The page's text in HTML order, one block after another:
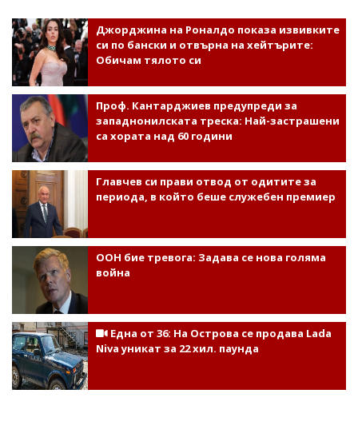
Джорджина на Роналдо показа извивките
си по бански и отвърна на хейтърите:
Обичам тялото си
Проф. Кантарджиев предупреди за
западнонилската треска: Най-застрашени
са хората над 60 години
Главчев си прави отвод от одитите за
периода, в който беше служебен премиер
ООН бие тревога: Задава се нова голяма
война
Една от 36: На Острова се продава Lada
Niva уникат за 22 хил. паунда